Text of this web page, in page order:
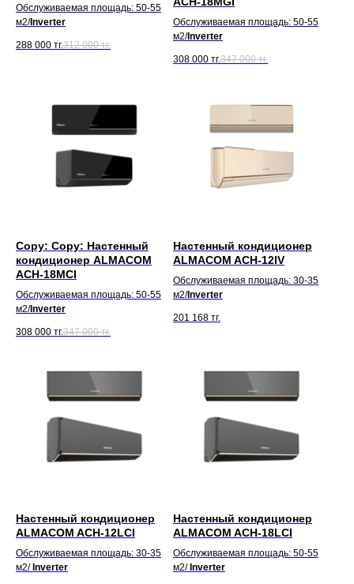
Обслуживаемая площадь: 50-55
м2/Inverter
288 000 тг.312 000 тг.
Обслуживаемая площадь: 50-55
м2/Inverter
308 000 тг.347 000 тг.
Copy: Copy: Настенный
кондиционер ALMACOM
ACH-18MСI
Обслуживаемая площадь: 50-55
м2/Inverter
308 000 тг.347 000 тг.
Настенный кондиционер
ALMACOM ACH-12IV
Обслуживаемая площадь: 30-35
м2/Inverter
201 168 тг.
Настенный кондиционер
ALMACOM ACH-12LCI
Обслуживаемая площадь: 30-35
м2/ Inverter
Настенный кондиционер
ALMACOM ACH-18LCI
Обслуживаемая площадь: 50-55
м2/ Inverter